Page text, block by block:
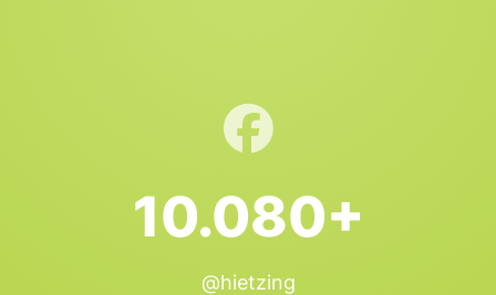
10.080+
@hietzing